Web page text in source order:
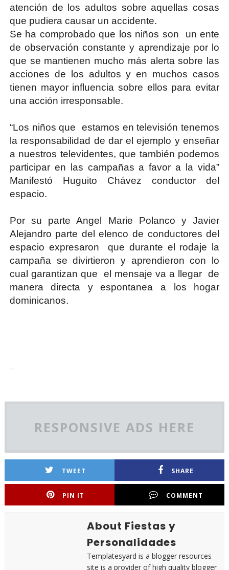
atención de los adultos sobre aquellas cosas
que pudiera causar un accidente.
Se ha comprobado que los niños son un ente
de observación constante y aprendizaje por lo
que se mantienen mucho más alerta sobre las
acciones de los adultos y en muchos casos
tienen mayor influencia sobre ellos para evitar
una acción irresponsable.
“Los niños que estamos en televisión tenemos
la responsabilidad de dar el ejemplo y enseñar
a nuestros televidentes, que también podemos
participar en las campañas a favor a la vida”
Manifestó Huguito Chávez conductor del
espacio.
Por su parte Angel Marie Polanco y Javier
Alejandro parte del elenco de conductores del
espacio expresaron que durante el rodaje la
campaña se divirtieron y aprendieron con lo
cual garantizan que el mensaje va a llegar de
manera directa y espontanea a los hogar
dominicanos.
--
RESPONSIVE ADS HERE
TWEET SHARE
PIN IT COMMENT
About Fiestas y
Personalidades
Templatesyard is a blogger resources
site is a provider of high quality blogger